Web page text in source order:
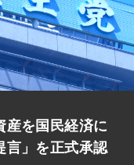
産を国民経済に
言」を正式承認